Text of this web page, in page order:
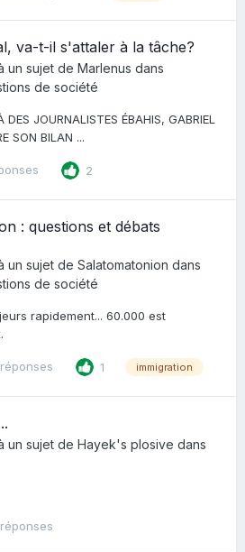
va-t-il s'attaler à la tâche?
un sujet de Marlenus dans
de société
JOURNALISTES ÉBAHIS, GABRIEL
SON BILAN ...
2
: questions et débats
un sujet de Salatomatonion dans
de société
rapidement... 60.000 est
1 immigration
un sujet de Hayek's plosive dans